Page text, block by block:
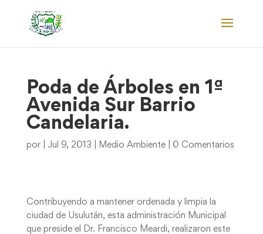
Poda de Árboles en 1ª
Avenida Sur Barrio
Candelaria.
por Jul 9, 2013 Medio Ambiente| 0 Comentarios
Contribuyendo a mantener ordenada y limpia la
ciudad de Usulután, esta administración Municipal
que preside el Dr. Francisco Meardi, realizaron este